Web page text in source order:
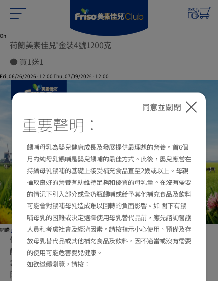
onFri, 10/24/2025 - 09:16
On
荷蘭美素佳兒®金裝4號1200克
● 買1送1
Fri, 06/26/2026 - 12:00 Thu, 07/09/2026 - 12:00
網購百佳網店friso-gold
優惠期由2026年6月26日至7月9日。優惠不包括初生嬰兒
配方奶粉，上述優惠不能同時使用，亦不能與其他荷蘭美
素佳兒®優惠同時使用。優惠受條款及細則約束。數量有
限，送完即止。詳情參閱零售商網站。
同意並關閉
重要聲明：
餵哺母乳為嬰兒健康成長及發展提供最理想的營養。首6個
月的純母乳餵哺是嬰兒餵哺的最佳方式。此後，嬰兒應當在
持續母乳餵哺的基礎上接受補充食品直至2歲或以上。母親
攝取良好的營養有助維持足夠和優質的母乳量。在沒有需要
的情況下引入部分或全奶瓶餵哺或給予其他補充食品及飲料
可能會對餵哺母乳造成難以回轉的負面影響。如 閣下有餵
哺母乳的困難或決定選擇使用母乳替代品前，應先諮詢醫護
人員和考慮社會及經濟因素。請按指示小心使用、預備及存
放母乳替代品或其他補充食品及飲料，因不適當或沒有需要
的使用可能危害嬰兒健康。
如欲繼續瀏覽，請按︰